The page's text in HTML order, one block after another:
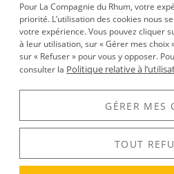
Environnement de
Volume :70CL
Degré :46°
Edition :Edition limitée à 295
Voir tous les produits :SBS
Pour La Compagnie du Rhum, votre
priorité. L’utilisation des cookies nous
votre expérience. Vous pouvez cliquer
à leur utilisation, sur « Gérer mes choix
sur « Refuser » pour vous y opposer.
consulter la Politique relative à
GÉRER MES
TOUT